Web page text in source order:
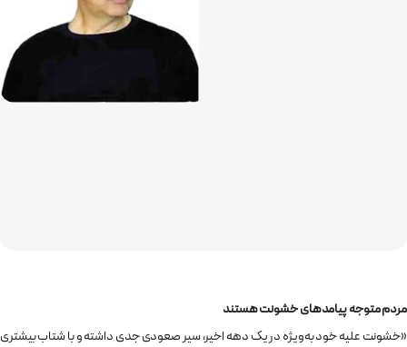
مردم متوجه پیامدهای خشونت هستند
«خشونت علیه خود به‌ویژه در یک دهه اخیر، سیر صعودی جدی داشته و با شتاب بیشتری